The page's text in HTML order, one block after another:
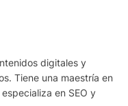
digitales y
Tiene una maestría en
en SEO y